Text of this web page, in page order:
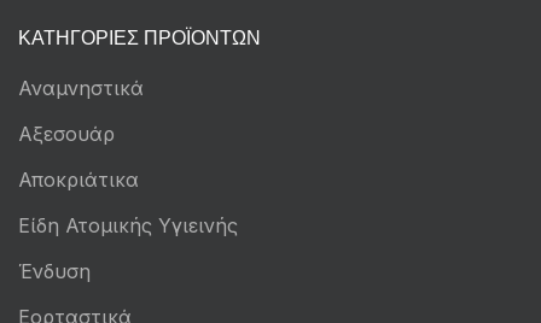
ΚΑΤΗΓΟΡΊΕΣ ΠΡΟΪΌΝΤΩΝ
Αναμνηστικά
Αξεσουάρ
Αποκριάτικα
Είδη Ατομικής Υγιεινής
Ένδυση
Εορταστικά